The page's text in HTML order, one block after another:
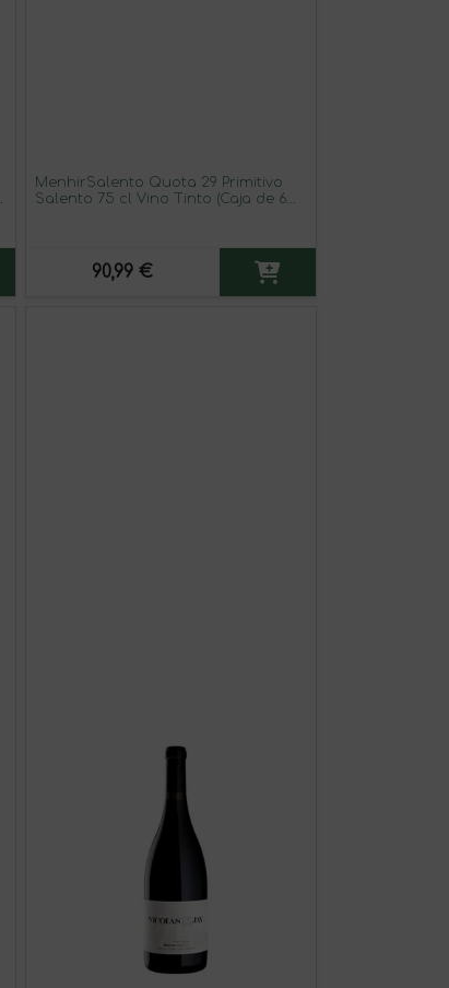
MenhirSalento Quota 29 Primitivo
Salento 75 cl Vino Tinto (Caja de 6
90,99 €